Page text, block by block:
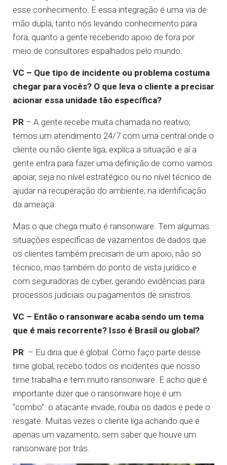
esse conhecimento. E essa integração é uma via de
mão dupla, tanto nós levando conhecimento para
fora, quanto a gente recebendo apoio de fora por
meio de consultores espalhados pelo mundo.
VC – Que tipo de incidente ou problema costuma
chegar para vocês? O que leva o cliente a precisar
acionar essa unidade tão específica?
PR – A gente recebe muita chamada no reativo;
temos um atendimento 24/7 com uma central onde o
cliente ou não cliente liga, explica a situação e aí a
gente entra para fazer uma definição de como vamos
apoiar, seja no nível estratégico ou no nível técnico de
ajudar na recuperação do ambiente, na identificação
da ameaça.
Mas o que chega muito é ransonware. Tem algumas
situações específicas de vazamentos de dados que
os clientes também precisam de um apoio, não só
técnico, mas também do ponto de vista jurídico e
com seguradoras de cyber, gerando evidências para
processos judiciais ou pagamentos de sinistros.
VC – Então o ransonware acaba sendo um tema
que é mais recorrente? Isso é Brasil ou global?
PR – Eu diria que é global. Como faço parte desse
time global, recebo todos os incidentes que nosso
time trabalha e tem muito ransonware. E acho que é
importante dizer que o ransonware hoje é um
“combo”: o atacante invade, rouba os dados e pede o
resgate. Muitas vezes o cliente liga achando que é
apenas um vazamento, sem saber que houve um
ransonware por trás.